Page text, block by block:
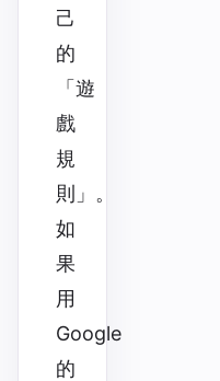
己
的
「遊
戲
規
則」。
如
果
用
Google
的